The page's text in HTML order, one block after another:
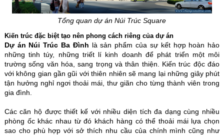
Tổng quan dự án Núi Trúc Square
Kiến trúc đặc biệt tạo nên phong cách riêng của dự án
Dự án Núi Trúc Ba Đình là sản phẩm của sự kết hợp hoàn hảo
những tinh túy, những triết lí kinh doanh để phát triển một môi
trường sống văn hóa, sang trọng và thân thiện. Kiến trúc độc đáo
với không gian gần gũi với thiên nhiên sẽ mang lại những giây phút
tận hưởng nghỉ ngơi thoải mái, thư giãn cho từng thành viên trong
gia đình.
Các căn hộ được thiết kế với nhiều diện tích đa dạng cùng nhiều
phòng ốc khác nhau từ đó khách hàng có thể thoải mái lựa chọn
sao cho phù hợp với sở thích nhu cầu của chính mình cũng như